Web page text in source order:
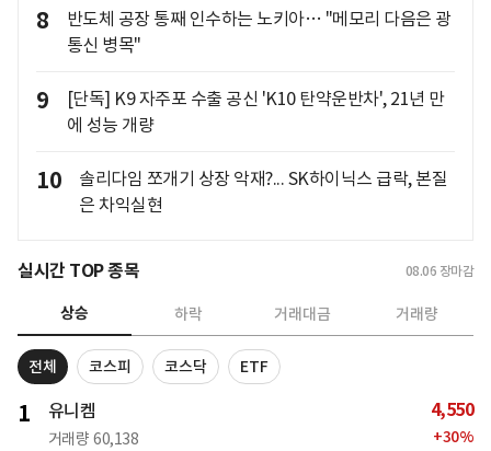
8
반도체 공장 통째 인수하는 노키아… "메모리 다음은 광
통신 병목"
9
[단독] K9 자주포 수출 공신 'K10 탄약운반차', 21년 만
에 성능 개량
10
솔리다임 쪼개기 상장 악재?... SK하이닉스 급락, 본질
은 차익실현
실시간 TOP 종목 08.06 장마감
상승 하락 거래대금 거래량
전체 코스피 코스닥 ETF
1 유니켐
거래량 60,138
4,550
+30%